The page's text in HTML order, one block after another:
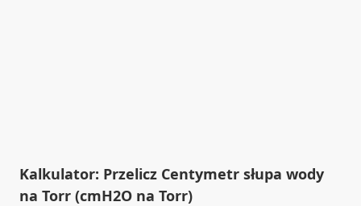
Kalkulator: Przelicz Centymetr słupa wody
na Torr (cmH2O na Torr)